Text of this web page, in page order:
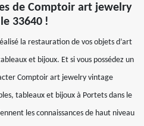
de Comptoir art jewelry
33640 !
la restauration de vos objets d’art
et bijoux. Et si vous possédez un
Comptoir art jewelry vintage
tableaux et bijoux à Portets dans le
les connaissances de haut niveau